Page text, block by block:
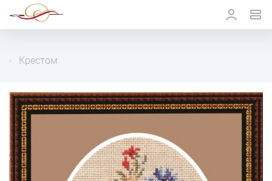
Крестом